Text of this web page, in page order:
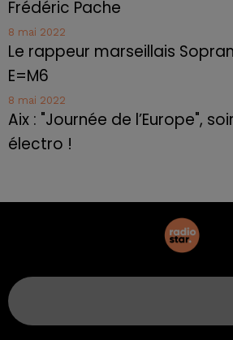
Frédéric Pache
8 mai 2022
Le rappeur marseillais
E=M6
8 mai 2022
Aix : "Journée de l’Europe",
électro !